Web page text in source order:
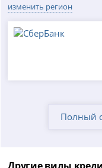
изменить регион
Полный